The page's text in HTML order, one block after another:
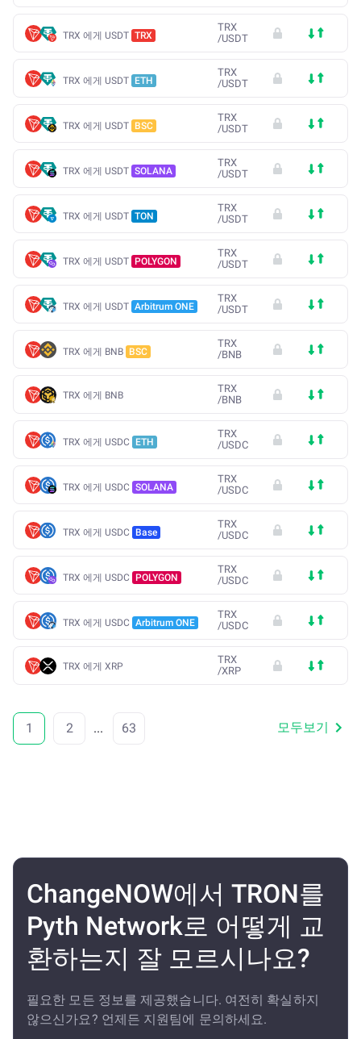
TRX 에게 USDT TRX
TRX
/USDT
TRX 에게 USDT ETH
TRX
/USDT
TRX 에게 USDT BSC
TRX
/USDT
TRX 에게 USDT SOLANA
TRX
/USDT
TRX 에게 USDT TON
TRX
/USDT
TRX 에게 USDT POLYGON
TRX
/USDT
TRX 에게 USDT Arbitrum ONE
TRX
/USDT
TRX 에게 BNB BSC
TRX
/BNB
TRX 에게 BNB
TRX
/BNB
TRX 에게 USDC ETH
TRX
/USDC
TRX 에게 USDC SOLANA
TRX
/USDC
TRX 에게 USDC Base
TRX
/USDC
TRX 에게 USDC POLYGON
TRX
/USDC
TRX 에게 USDC Arbitrum ONE
TRX
/USDC
TRX 에게 XRP
TRX
/XRP
1 2 ... 63 모두보기
ChangeNOW에서 TRON를
Pyth Network로 어떻게 교
환하는지 잘 모르시나요?
필요한 모든 정보를 제공했습니다. 여전히 확실하지
않으신가요? 언제든 지원팀에 문의하세요.